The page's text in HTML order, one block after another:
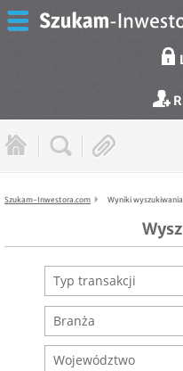
Szukam-Inwestora.com Wyniki wyszukiwania
Typ transakcji
Branża
Województwo